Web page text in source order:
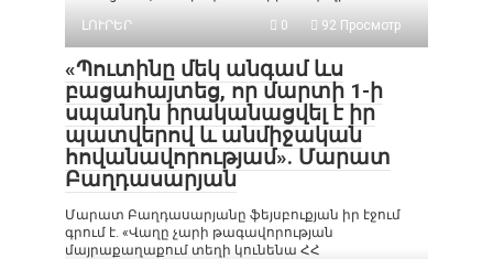
ԼՈՒՐԵՐ
0 92 Просмотр
«Պուտինը մեկ անգամ ևս
բացահայտեց, որ մարտի 1-ի
սպանդն իրականացվել է իր
պատվերով և անմիջական
հովանավորությամ». Մարատ
Բաղդասարյան
Մարատ Բաղդասարյանը ֆեյսբուքյան իր էջում
գրում է. «Վաղը չարի թագավորության
մայրաքաղաքում տեղի կունենա ՀՀ